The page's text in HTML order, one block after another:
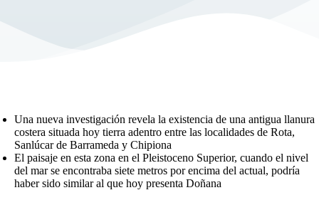
Una nueva investigación revela la existencia de una antigua llanura
costera situada hoy tierra adentro entre las localidades de Rota,
Sanlúcar de Barrameda y Chipiona
El paisaje en esta zona en el Pleistoceno Superior, cuando el nivel
del mar se encontraba siete metros por encima del actual, podría
haber sido similar al que hoy presenta Doñana